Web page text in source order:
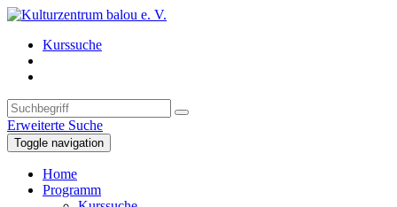
Kurssuche
Erweiterte Suche
Toggle navigation
Home
Programm